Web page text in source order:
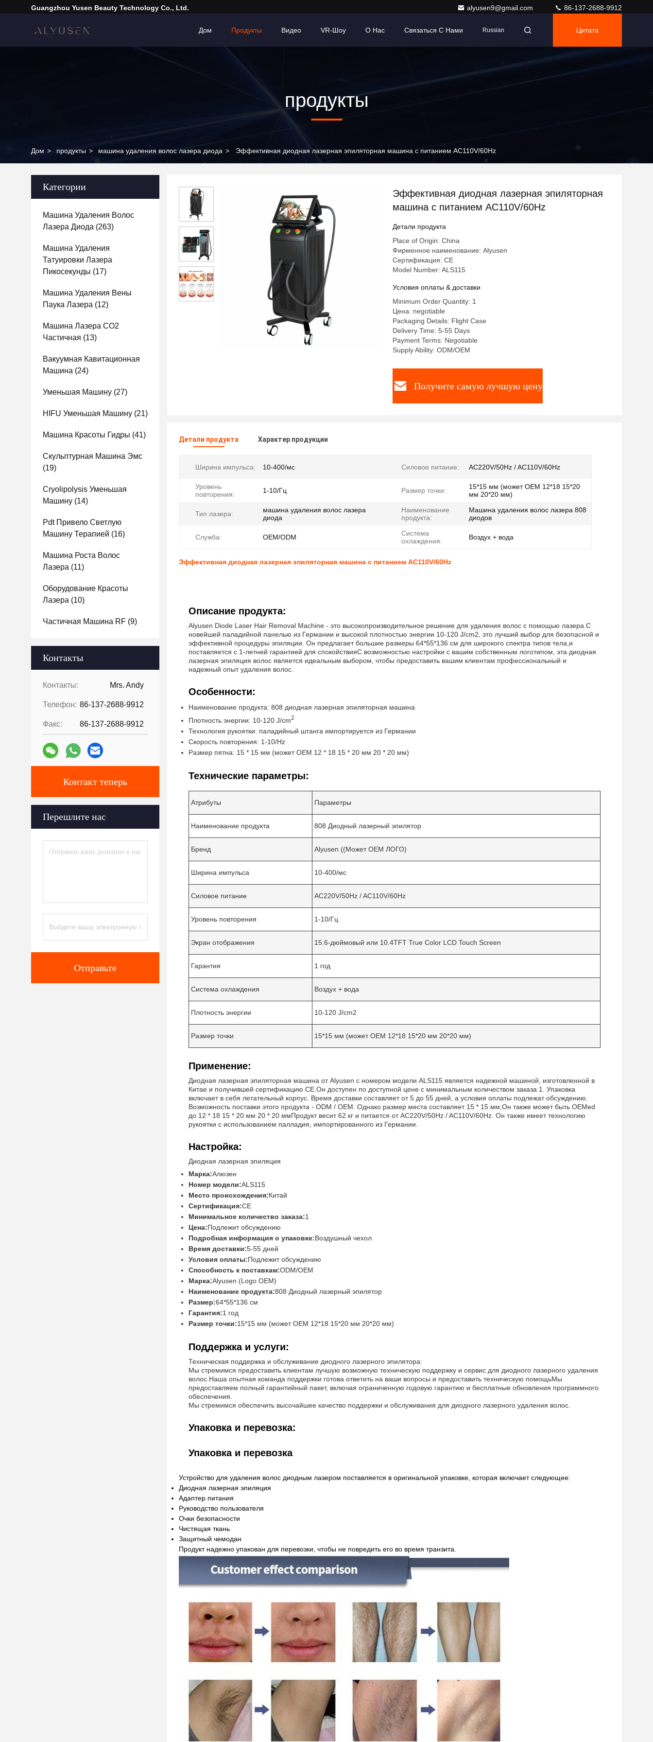
Оставьте сообщение
Мы скоро тебе перезвоним!
Guangzhou Yusen Beauty Technology Co., Ltd. alyusen9@gmail.com 86-137-2688-9912
Дом Продукты Видео VR-Шоу О Нас Связаться С Нами Russian Цитата
продукты
Дом > продукты > машина удаления волос лазера диода > Эффективная диодная лазерная эпиляторная машина с питанием AC110V/60Hz
Категории
Машина Удаления Волос
Лазера Диода (263)
Машина Удаления
Татуировки Лазера
Пикосекунды (17)
Машина Удаления Вены
Паука Лазера (12)
Машина Лазера СО2
Частичная (13)
Вакуумная Кавитационная
Машина (24)
Уменьшая Машину (27)
HIFU Уменьшая Машину (21)
Машина Красоты Гидры (41)
Скульптурная Машина Эмс
(19)
Cryolipolysis Уменьшая
Машину (14)
Pdt Привело Светлую
Машину Терапией (16)
Машина Роста Волос
Лазера (11)
Оборудование Красоты
Лазера (10)
Частичная Машина RF (9)
Контакты
Контакты: Mrs. Andy
Телефон: 86-137-2688-9912
Факс: 86-137-2688-9912
Контакт теперь
Перешлите нас
Отправьте
Эффективная диодная лазерная эпиляторная
машина с питанием AC110V/60Hz
Детали продукта
Place of Origin: China
Фирменное наименование: Alyusen
Сертификация: CE
Model Number: ALS115
Условия оплаты & доставки
Minimum Order Quantity: 1
Цена: negotiable
Packaging Details: Flight Case
Delivery Time: 5-55 Days
Payment Terms: Negotiable
Supply Ability: ODM/OEM
Получите самую лучшую цену
Детали продукта Характер продукции
Ширина импульса: 10-400/мс Силовое питание: AC220V/50Hz / AC110V/60Hz
Уровень
повторения:
1-10/Гц Размер точки:
15*15 мм (может OEM 12*18 15*20
мм 20*20 мм)
Тип лазера:
машина удаления волос лазера
диода
Наименование
продукта:
Машина удаления волос лазера 808
диодов
Служба: OEM/ODM
Система
охлаждения:
Воздух + вода
Эффективная диодная лазерная эпиляторная машина с питанием AC110V/60Hz
Описание продукта:
Alyusen Diode Laser Hair Removal Machine - это высокопроизводительное решение для удаления волос с помощью лазера.С
новейшей паладийной панелью из Германии и высокой плотностью энергии 10-120 J/cm2, это лучший выбор для безопасной и
эффективной процедуры эпиляции. Он предлагает большие размеры 64*55*136 см для широкого спектра типов тела,и
поставляется с 1-летней гарантией для спокойствияС возможностью настройки с вашим собственным логотипом, эта диодная
лазерная эпиляция волос является идеальным выбором, чтобы предоставить вашим клиентам профессиональный и
надежный опыт удаления волос.
Особенности:
Наименование продукта: 808 диодная лазерная эпиляторная машина
Плотность энергии: 10-120 J/cm2
Технология рукоятки: паладийный штанга импортируется из Германии
Скорость повторения: 1-10/Hz
Размер пятна: 15 * 15 мм (может OEM 12 * 18 15 * 20 мм 20 * 20 мм)
Технические параметры:
Атрибуты Параметры
Наименование продукта 808 Диодный лазерный эпилятор
Бренд Alyusen ((Может OEM ЛОГО)
Ширина импульса 10-400/мс
Силовое питание AC220V/50Hz / AC110V/60Hz
Уровень повторения 1-10/Гц
Экран отображения 15.6-дюймовый или 10.4TFT True Color LCD Touch Screen
Гарантия 1 год
Система охлаждения Воздух + вода
Плотность энергии 10-120 J/cm2
Размер точки 15*15 мм (может OEM 12*18 15*20 мм 20*20 мм)
Применение:
Диодная лазерная эпиляторная машина от Alyusen с номером модели ALS115 является надежной машиной, изготовленной в
Китае и получившей сертификацию CE.Он доступен по доступной цене с минимальным количеством заказа 1. Упаковка
включает в себя летательный корпус. Время доставки составляет от 5 до 55 дней, а условия оплаты подлежат обсуждению.
Возможность поставки этого продукта - ODM / OEM. Однако размер места составляет 15 * 15 мм,Он также может быть OEMed
до 12 * 18 15 * 20 мм 20 * 20 ммПродукт весит 62 кг и питается от AC220V/50Hz / AC110V/60Hz. Он также имеет технологию
рукоятки с использованием палладия, импортированного из Германии.
Настройка:
Диодная лазерная эпиляция
Марка:Алюзен
Номер модели:ALS115
Место происхождения:Китай
Сертификация:CE
Минимальное количество заказа:1
Цена:Подлежит обсуждению
Подробная информация о упаковке:Воздушный чехол
Время доставки:5-55 дней
Условия оплаты:Подлежит обсуждению
Способность к поставкам:ODM/OEM
Марка:Alyusen (Logo OEM)
Наименование продукта:808 Диодный лазерный эпилятор
Размер:64*55*136 см
Гарантия:1 год
Размер точки:15*15 мм (может OEM 12*18 15*20 мм 20*20 мм)
Поддержка и услуги:
Техническая поддержка и обслуживание диодного лазерного эпилятора:
Мы стремимся предоставить клиентам лучшую возможную техническую поддержку и сервис для диодного лазерного удаления
волос.Наша опытная команда поддержки готова ответить на ваши вопросы и предоставить техническую помощьМы
предоставляем полный гарантийный пакет, включая ограниченную годовую гарантию и бесплатные обновления программного
обеспечения.
Мы стремимся обеспечить высочайшее качество поддержки и обслуживания для диодного лазерного удаления волос.
Упаковка и перевозка:
Упаковка и перевозка
Устройство для удаления волос диодным лазером поставляется в оригинальной упаковке, которая включает следующее:
Диодная лазерная эпиляция
Адаптер питания
Руководство пользователя
Очки безопасности
Чистящая ткань
Защитный чемодан
Продукт надежно упакован для перевозки, чтобы не повредить его во время транзита.